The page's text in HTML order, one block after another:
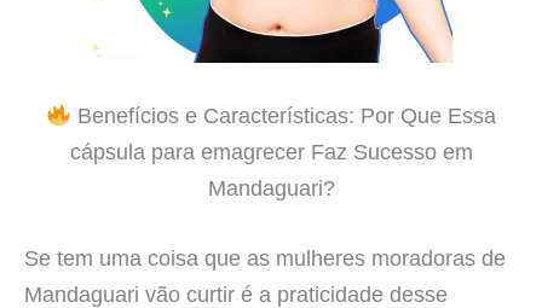
Benefícios e Características: Por Que Essa
cápsula para emagrecer Faz Sucesso em
Mandaguari?
Se tem uma coisa que as mulheres moradoras de
Mandaguari vão curtir é a praticidade desse